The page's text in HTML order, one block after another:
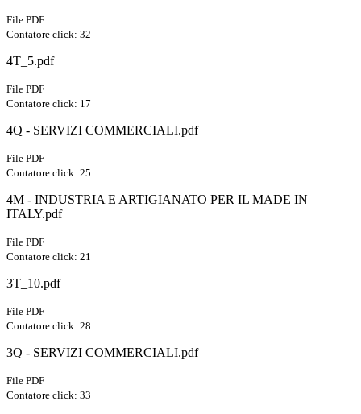
File PDF
Contatore click: 32
4T_5.pdf
File PDF
Contatore click: 17
4Q - SERVIZI COMMERCIALI.pdf
File PDF
Contatore click: 25
4M - INDUSTRIA E ARTIGIANATO PER IL MADE IN
ITALY.pdf
File PDF
Contatore click: 21
3T_10.pdf
File PDF
Contatore click: 28
3Q - SERVIZI COMMERCIALI.pdf
File PDF
Contatore click: 33